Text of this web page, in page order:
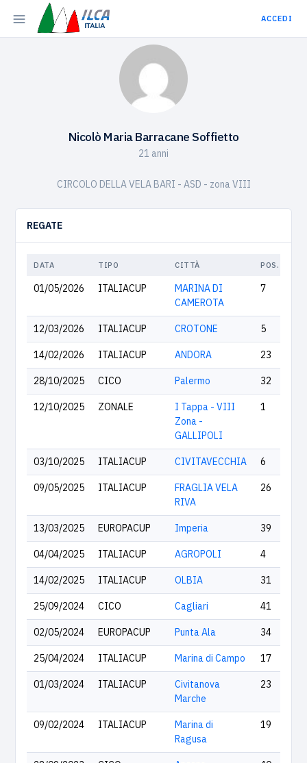
ACCEDI
Nicolò Maria Barracane Soffietto
21 anni
CIRCOLO DELLA VELA BARI - ASD - zona VIII
REGATE
DATA TIPO CITTÀ POS.
01/05/2026 ITALIACUP
MARINA DI
CAMEROTA
7
12/03/2026 ITALIACUP CROTONE 5
14/02/2026 ITALIACUP ANDORA 23
28/10/2025 CICO Palermo 32
12/10/2025 ZONALE
I Tappa - VIII
Zona -
GALLIPOLI
1
03/10/2025 ITALIACUP CIVITAVECCHIA 6
09/05/2025 ITALIACUP
FRAGLIA VELA
RIVA
26
13/03/2025 EUROPACUP Imperia 39
04/04/2025 ITALIACUP AGROPOLI 4
14/02/2025 ITALIACUP OLBIA 31
25/09/2024 CICO Cagliari 41
02/05/2024 EUROPACUP Punta Ala 34
25/04/2024 ITALIACUP Marina di Campo 17
01/03/2024 ITALIACUP
Civitanova
Marche
23
09/02/2024 ITALIACUP
Marina di
Ragusa
19